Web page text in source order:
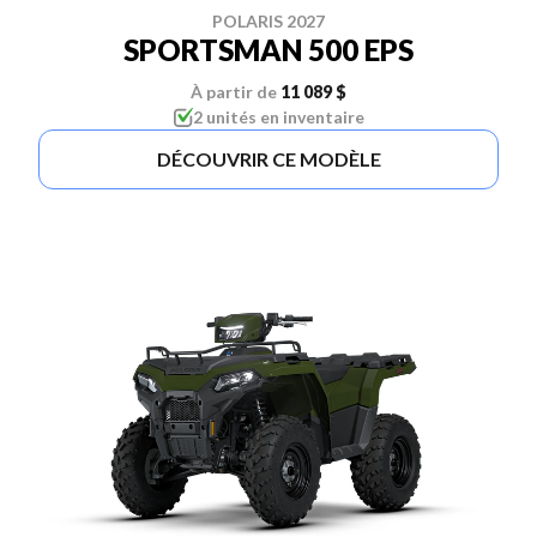
POLARIS 2027
SPORTSMAN 500 EPS
À partir de 11 089 $
2 unités en inventaire
DÉCOUVRIR CE MODÈLE